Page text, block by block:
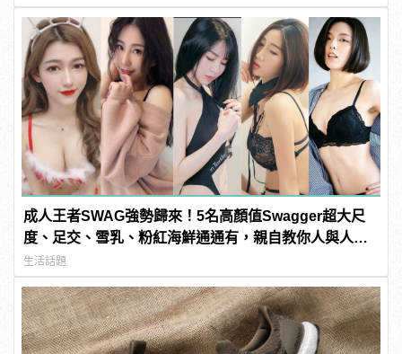
成人王者SWAG強勢歸來！5名高顏值Swagger超大尺
度、足交、雪乳、粉紅海鮮通通有，親自教你人與人的
連結！ | manfashion這樣變型男
生活話題